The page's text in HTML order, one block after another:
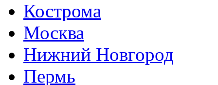
Кострома
Москва
Нижний Новгород
Пермь